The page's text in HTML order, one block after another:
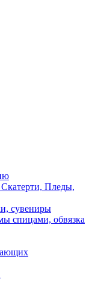
Пледы,
сувениры
спицами, обвязка